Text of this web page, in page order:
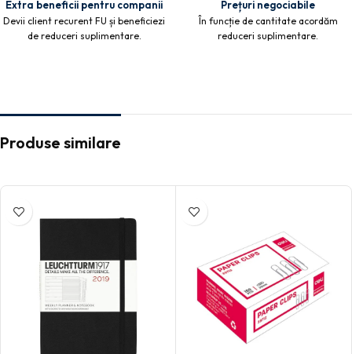
Extra beneficii pentru companii
Devii client recurent FU și beneficiezi
de reduceri suplimentare.
Prețuri negociabile
În funcție de cantitate acordăm
reduceri suplimentare.
Produse similare